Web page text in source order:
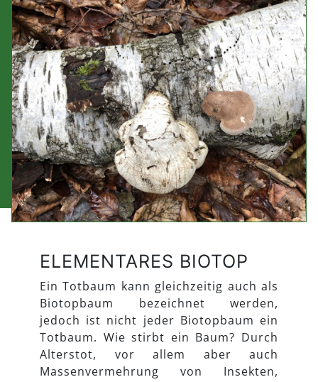
ELEMENTARES BIOTOP
Ein Totbaum kann gleichzeitig auch als
Biotopbaum bezeichnet werden,
jedoch ist nicht jeder Biotopbaum ein
Totbaum. Wie stirbt ein Baum? Durch
Alterstot, vor allem aber auch
Massenvermehrung von Insekten,